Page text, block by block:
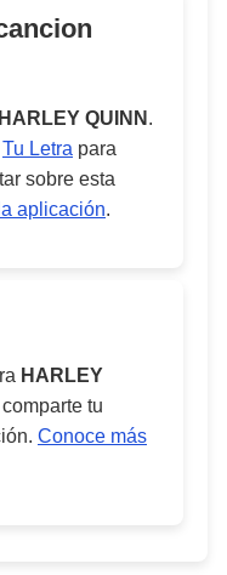
HARLEY QUINN .
Tu Letra para
sobre esta
aplicación.
HARLEY
tu
Conoce más